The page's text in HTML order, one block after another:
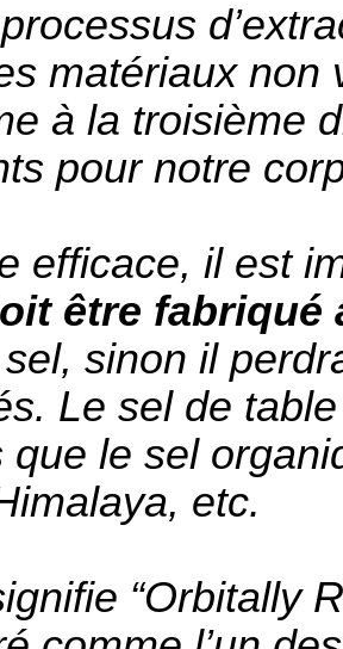
matériaux non
à la troisième
pour notre
efficace, il est
être fabriqué
sinon il
Le sel de
que le sel
etc.
“Orbitally